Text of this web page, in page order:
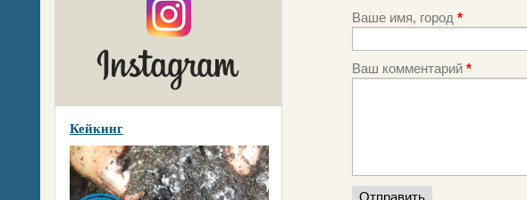
Кейкинг
Ваше имя, город *
Ваш комментарий *